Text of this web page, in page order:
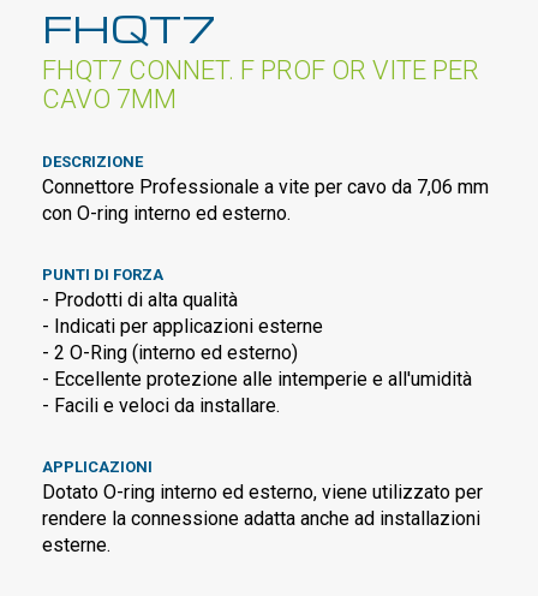
FHQT7
FHQT7 CONNET. F PROF OR VITE PER
CAVO 7MM
DESCRIZIONE
Connettore Professionale a vite per cavo da 7,06 mm
con O-ring interno ed esterno.
PUNTI DI FORZA
- Prodotti di alta qualità
- Indicati per applicazioni esterne
- 2 O-Ring (interno ed esterno)
- Eccellente protezione alle intemperie e all'umidità
- Facili e veloci da installare.
APPLICAZIONI
Dotato O-ring interno ed esterno, viene utilizzato per
rendere la connessione adatta anche ad installazioni
esterne.